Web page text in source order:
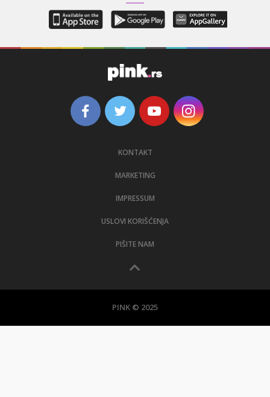
KONTAKT
MARKETING
IMPRESSUM
USLOVI KORIŠĆENJA
PIŠITE NAM
PINK © 2025